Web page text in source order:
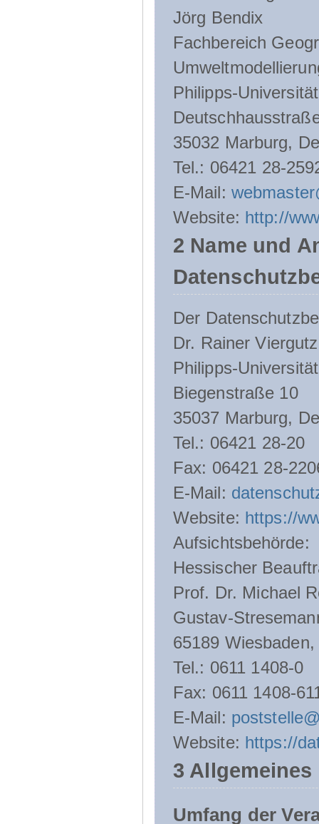
Jörg Bendix
Fachbereich
Philipps-
35032 Marburg,
Tel.: 06421 28-
E-Mail:
Website: http://
2 Name und
Der
Dr. Rainer Viergutz
Philipps-
Biegenstraße 10
35037 Marburg,
Tel.: 06421 28-20
Fax: 06421 28-
E-Mail:
Website: https://
Aufsichtsbehörde:
Hessischer
Prof. Dr. Michael
Gustav-
65189
Tel.: 0611 1408-0
Fax: 0611 1408-
E-Mail:
Website: https://
3
Umfang der